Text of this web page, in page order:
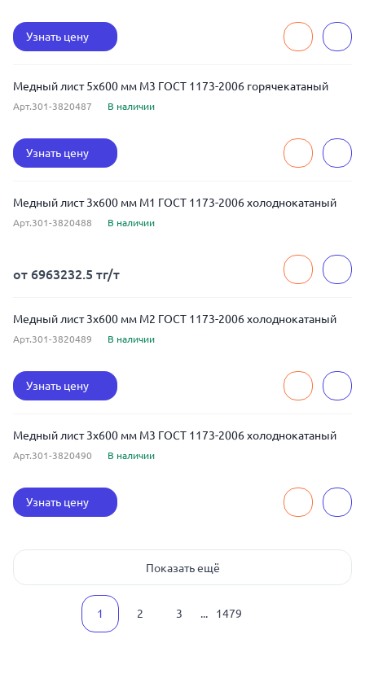
Узнать цену
Медный лист 5x600 мм М3 ГОСТ 1173-2006 горячекатаный
Арт.301-3820487 В наличии
Узнать цену
Медный лист 3x600 мм М1 ГОСТ 1173-2006 холоднокатаный
Арт.301-3820488 В наличии
от 6963232.5 тг/т
Медный лист 3x600 мм М2 ГОСТ 1173-2006 холоднокатаный
Арт.301-3820489 В наличии
Узнать цену
Медный лист 3x600 мм М3 ГОСТ 1173-2006 холоднокатаный
Арт.301-3820490 В наличии
Узнать цену
Показать ещё
1 2 3 ... 1479